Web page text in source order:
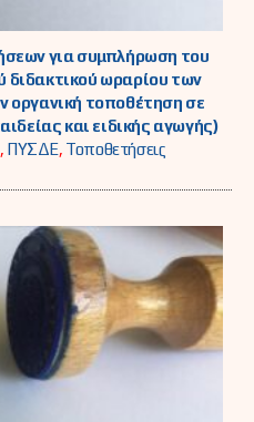
για συμπλήρωση του
διδακτικού ωραρίου των
οργανική τοποθέτηση σε
και ειδικής αγωγής)
, ΠΥΣΔΕ, Τοποθετήσεις